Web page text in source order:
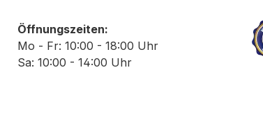
Öffnungszeiten:
Mo - Fr: 10:00 - 18:00 Uhr
Sa: 10:00 - 14:00 Uhr